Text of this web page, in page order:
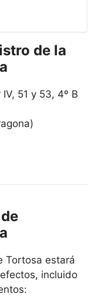
de la
51 y 53, 4º B
Tortosa estará
incluido